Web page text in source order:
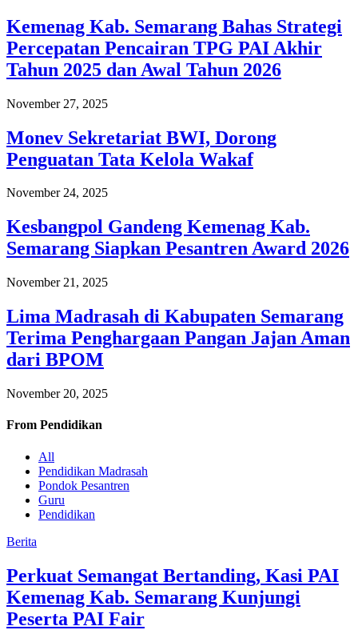
Kemenag Kab. Semarang Bahas Strategi
Percepatan Pencairan TPG PAI Akhir
Tahun 2025 dan Awal Tahun 2026
November 27, 2025
Monev Sekretariat BWI, Dorong
Penguatan Tata Kelola Wakaf
November 24, 2025
Kesbangpol Gandeng Kemenag Kab.
Semarang Siapkan Pesantren Award 2026
November 21, 2025
Lima Madrasah di Kabupaten Semarang
Terima Penghargaan Pangan Jajan Aman
dari BPOM
November 20, 2025
From Pendidikan
All
Pendidikan Madrasah
Pondok Pesantren
Guru
Pendidikan
Berita
Perkuat Semangat Bertanding, Kasi PAI
Kemenag Kab. Semarang Kunjungi
Peserta PAI Fair